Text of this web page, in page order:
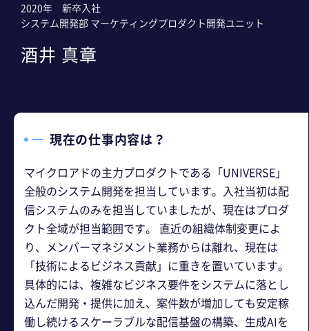
2020年 新卒入社
システム開発部 マーケティングプロダクト開発ユニット
酒井 真章
現在の仕事内容は？
マイクロアドの主力プロダクトである「UNIVERSE」
全般のシステム開発を担当しています。入社当初は配
信システムのみを担当していましたが、現在はプロダ
クト全域が担当範囲です。 直近の組織体制変更によ
り、メンバーマネジメント業務からは離れ、現在は
「技術によるビジネス貢献」に重きを置いています。
具体的には、複雑なビジネス要件をシステムに落とし
込んだ開発・提供に加え、案件数が増加しても安定稼
働し続けるスケーラブルな配信基盤の構築、生成AIを